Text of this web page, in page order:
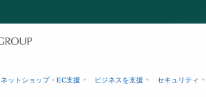
ネットショップ・EC支援 ビジネスを支援 セキュリティ